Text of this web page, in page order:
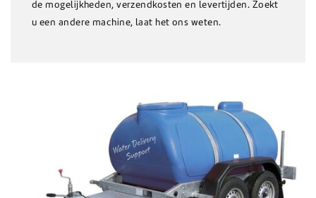
de mogelijkheden, verzendkosten en levertijden. Zoekt
u een andere machine, laat het ons weten.